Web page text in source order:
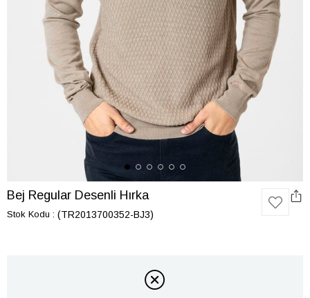
Bej Regular Desenli Hırka
Stok Kodu (TR2013700352-BJ3)